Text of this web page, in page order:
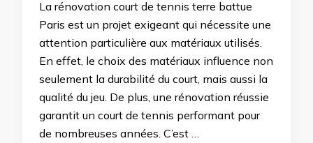
La rénovation court de tennis terre battue
Paris est un projet exigeant qui nécessite une
attention particulière aux matériaux utilisés.
En effet, le choix des matériaux influence non
seulement la durabilité du court, mais aussi la
qualité du jeu. De plus, une rénovation réussie
garantit un court de tennis performant pour
de nombreuses années. C’est …